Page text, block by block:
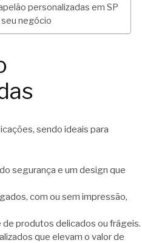
personalizadas em SP
negócio
sendo ideais para
segurança e um design que
com ou sem impressão,
produtos delicados ou frágeis.
que elevam o valor de